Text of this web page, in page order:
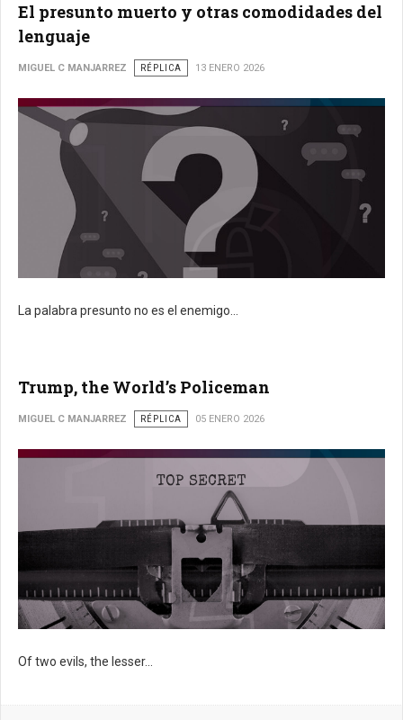
El presunto muerto y otras comodidades del
lenguaje
MIGUEL C MANJARREZ RÉPLICA 13 ENERO 2026
La palabra presunto no es el enemigo...
Trump, the World’s Policeman
MIGUEL C MANJARREZ RÉPLICA 05 ENERO 2026
Of two evils, the lesser...